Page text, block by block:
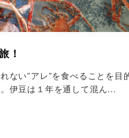
！
ない”アレ”を食べることを目
伊豆は１年を通して混ん…